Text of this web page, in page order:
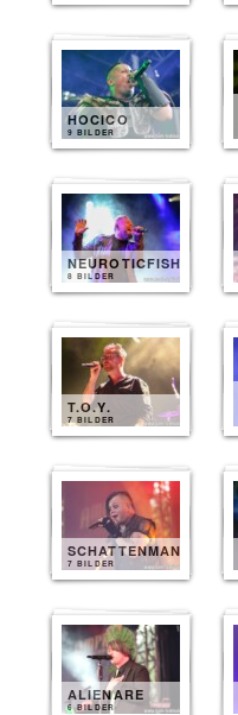
HOCICO
9 BILDER
NEUROTICFISH
8 BILDER
T.O.Y.
7 BILDER
SCHATTENMANN
7 BILDER
ALIENARE
6 BILDER